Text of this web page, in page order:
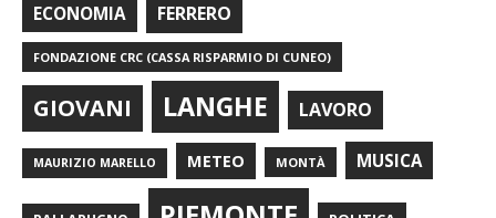
ECONOMIA FERRERO
FONDAZIONE CRC (CASSA RISPARMIO DI CUNEO)
GIOVANI LANGHE LAVORO
MAURIZIO MARELLO METEO MONTÀ MUSICA